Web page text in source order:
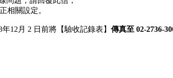
相關設定。
12月 2 日前將【驗收記錄表】 傳真至 02-2736-